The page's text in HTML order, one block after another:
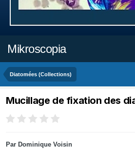
Mikroscopia
Diatomées (Collections)
Mucillage de fixation des
Par Dominique Voisin